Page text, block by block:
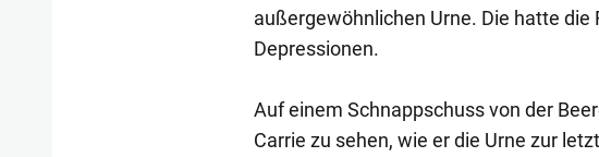
außergewöhnlichen Urne. Die hatte die
Depressionen.
Auf einem Schnappschuss von der
Carrie zu sehen, wie er die Urne zur